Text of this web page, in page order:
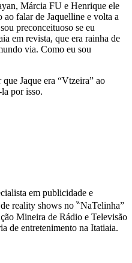
Márcia FU e Henrique ele
ao falar de Jaquelline e volta a
preconceituoso se eu
em revista, que era rainha de
via. Como eu sou
Jaque era “Vtzeira” ao
por isso.
em publicidade e
reality shows no ‶NaTelinha”
Mineira de Rádio e Televisão
de entretenimento na Itatiaia.